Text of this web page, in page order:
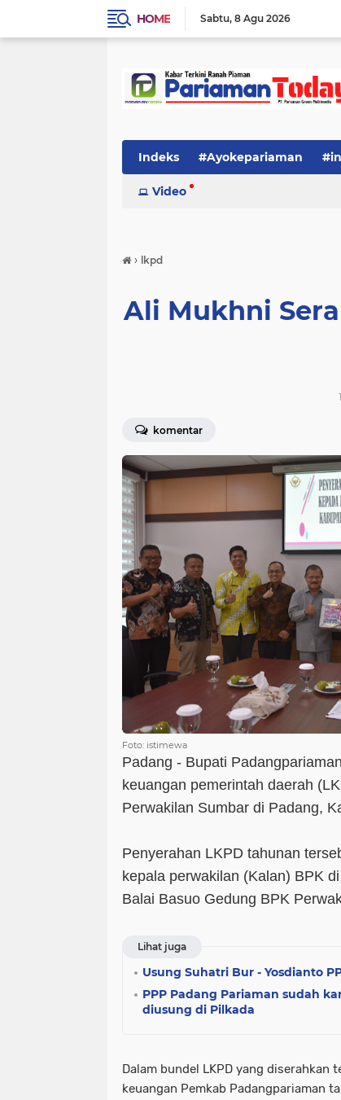
HOME Sabtu 8 Agu 2026
Indeks #Ayokepariaman
Video
› lkpd
Ali Mukhni
komentar
Foto: istimewa
Padang - Bupati
keuangan pemerintah daerah
Perwakilan Sumbar di Padang,
Penyerahan LKPD tahunan
kepala perwakilan (Kalan) BPK
Balai Basuo Gedung BPK
Lihat juga
Usung Suhatri Bur - Yosdianto
PPP Padang Pariaman sudah
diusung di Pilkada
Dalam bundel LKPD yang
keuangan Pemkab Padangpariaman